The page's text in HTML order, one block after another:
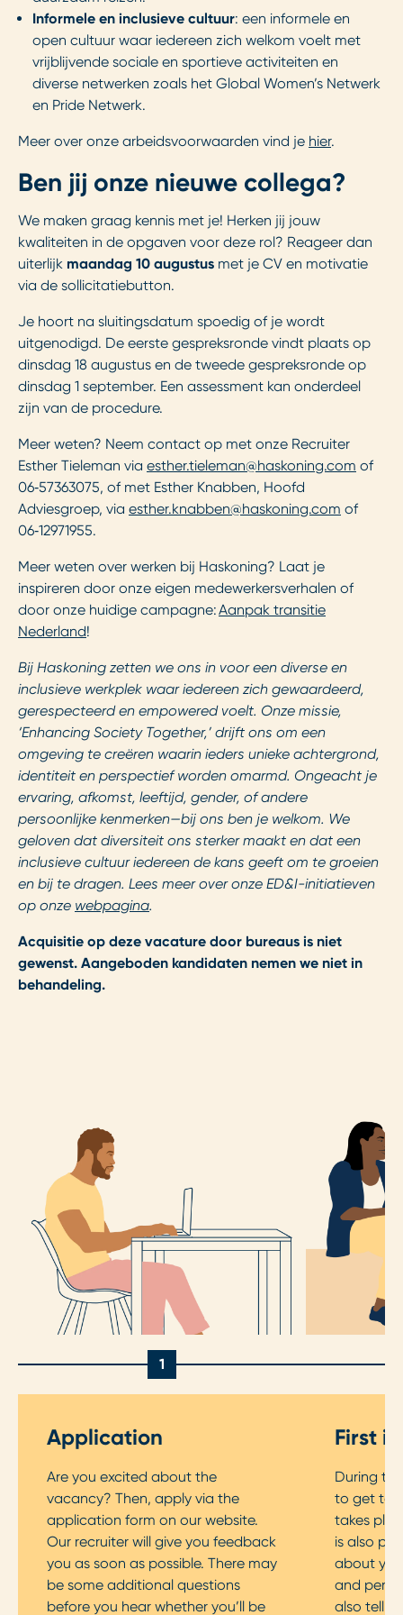
Informele en inclusieve cultuur: een informele en
open cultuur waar iedereen zich welkom voelt met
vrijblijvende sociale en sportieve activiteiten en
diverse netwerken zoals het Global Women’s Netwerk
en Pride Netwerk.
Meer over onze arbeidsvoorwaarden vind je hier.
Ben jij onze nieuwe collega?
We maken graag kennis met je! Herken jij jouw
kwaliteiten in de opgaven voor deze rol? Reageer dan
uiterlijk maandag 10 augustus met je CV en motivatie
via de sollicitatiebutton.
Je hoort na sluitingsdatum spoedig of je wordt
uitgenodigd. De eerste gespreksronde vindt plaats op
dinsdag 18 augustus en de tweede gespreksronde op
dinsdag 1 september. Een assessment kan onderdeel
zijn van de procedure.
Meer weten? Neem contact op met onze Recruiter
Esther Tieleman via esther.tieleman@haskoning.com of
06‑57363075, of met Esther Knabben, Hoofd
Adviesgroep, via esther.knabben@haskoning.com of
06‑12971955.
Meer weten over werken bij Haskoning? Laat je
inspireren door onze eigen medewerkersverhalen of
door onze huidige campagne:Aanpak transitie
Nederland!
Bij Haskoning zetten we ons in voor een diverse en
inclusieve werkplek waar iedereen zich gewaardeerd,
gerespecteerd en empowered voelt. Onze missie,
‘Enhancing Society Together,’ drijft ons om een
omgeving te creëren waarin ieders unieke achtergrond,
identiteit en perspectief worden omarmd. Ongeacht je
ervaring, afkomst, leeftijd, gender, of andere
persoonlijke kenmerken—bij ons ben je welkom. We
geloven dat diversiteit ons sterker maakt en dat een
inclusieve cultuur iedereen de kans geeft om te groeien
en bij te dragen. Lees meer over onze ED&I-initiatieven
op onze webpagina.
Acquisitie op deze vacature door bureaus is niet
gewenst. Aangeboden kandidaten nemen we niet in
behandeling.
1
Application
Are you excited about the
vacancy? Then, apply via the
application form on our website.
Our recruiter will give you feedback
you as soon as possible. There may
be some additional questions
before you hear whether you’ll be
First
During
to get to
takes
is also
about
and
also tell